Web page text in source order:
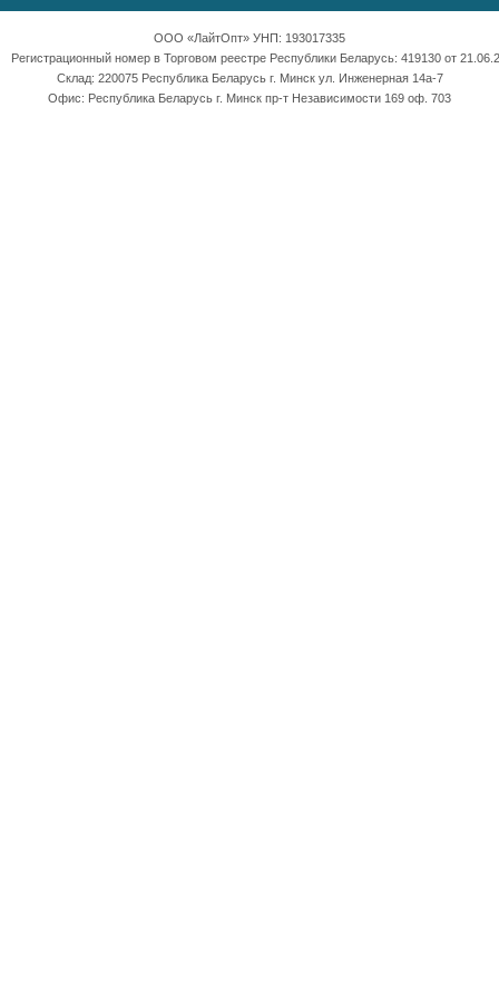
ООО «ЛайтОпт» УНП: 193017335
Регистрационный номер в Торговом реестре Республики Беларусь: 419130 от
Склад: 220075 Республика Беларусь г. Минск ул. Инженерная 14а-7
Офис: Республика Беларусь г. Минск пр-т Независимости 169 оф. 703